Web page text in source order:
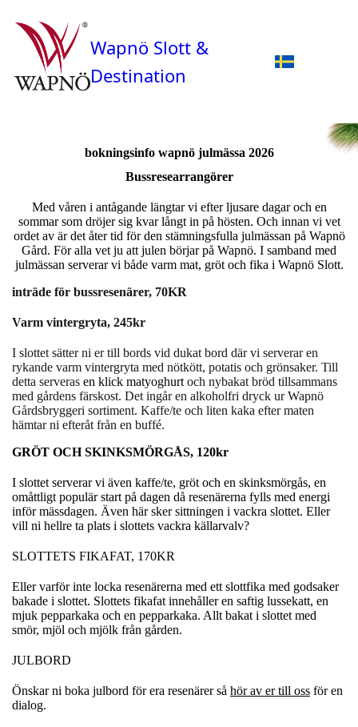
Wapnö Slott &
Destination
bokningsinfo wapnö julmässa 2026
Bussresearrangörer
Med våren i antågande längtar vi efter ljusare dagar och en
sommar som dröjer sig kvar långt in på hösten. Och innan vi vet
ordet av är det åter tid för den stämningsfulla julmässan på Wapnö
Gård. För alla vet ju att julen börjar på Wapnö. I samband med
julmässan serverar vi både varm mat, gröt och fika i Wapnö Slott.
inträde för bussresenärer, 70KR
Varm vintergryta, 245kr
I slottet sätter ni er till bords vid dukat bord därvi serverar en
rykande varm vintergryta med nötkött, potatis och grönsaker. Till
detta serveras en klick matyoghurt och nybakat bröd tillsammans
med gårdens färskost. Det ingår en alkoholfri dryck ur Wapnö
Gårdsbryggeri sortiment. Kaffe/te och liten kaka efter maten
hämtar ni efteråt från en buffé.
GRÖT OCH SKINKSMÖRGÅS, 120kr
I slottet serverar vi även kaffe/te, gröt och en skinksmörgås, en
omåttligt populär start på dagen då resenärerna fylls med energi
inför mässdagen. Även här sker sittningen i vackra slottet. Eller
vill ni hellre ta plats i slottets vackra källarvalv?
SLOTTETS FIKAFAT, 170KR
Eller varför inte locka resenärerna med ett slottfika med godsaker
bakade i slottet. Slottets fikafat innehåller en saftig lussekatt, en
mjuk pepparkaka och en pepparkaka. Allt bakat i slottet med
smör, mjöl och mjölk från gården.
JULBORD
Önskar ni boka julbord för era resenärer så hör av er till oss för en
dialog.